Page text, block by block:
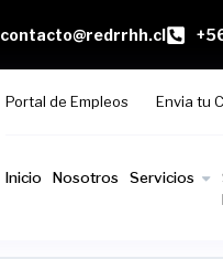
contacto@redrrhh.cl
Portal de Empleos Envia tu
Inicio Nosotros Servicios